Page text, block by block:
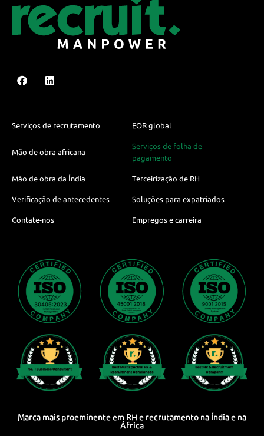
Serviços de recrutamento EOR global
Mão de obra africana
Serviços de folha de
pagamento
Mão de obra da Índia Terceirização de RH
Verificação de antecedentes Soluções para expatriados
Contate-nos Empregos e carreira
Marca mais proeminente em RH e recrutamento na Índia e na
África